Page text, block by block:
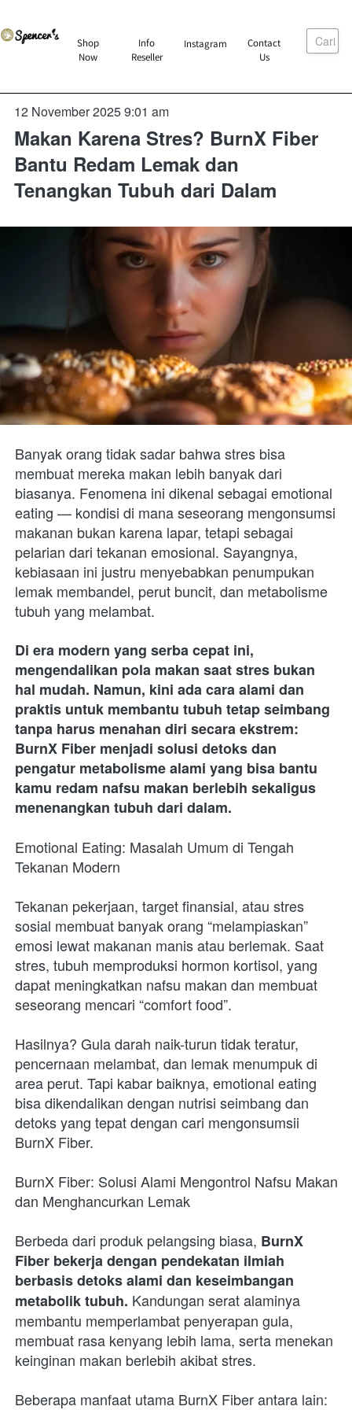
`
Shop
Now
` Info
Reseller
`Instagram `
Contact
Us
Cari
12 November 2025 9:01 am
Makan Karena Stres? BurnX Fiber
Bantu Redam Lemak dan
Tenangkan Tubuh dari Dalam
Banyak orang tidak sadar bahwa stres bisa
membuat mereka makan lebih banyak dari
biasanya. Fenomena ini dikenal sebagai emotional
eating — kondisi di mana seseorang mengonsumsi
makanan bukan karena lapar, tetapi sebagai
pelarian dari tekanan emosional. Sayangnya,
kebiasaan ini justru menyebabkan penumpukan
lemak membandel, perut buncit, dan metabolisme
tubuh yang melambat.
Di era modern yang serba cepat ini,
mengendalikan pola makan saat stres bukan
hal mudah. Namun, kini ada cara alami dan
praktis untuk membantu tubuh tetap seimbang
tanpa harus menahan diri secara ekstrem:
BurnX Fiber menjadi solusi detoks dan
pengatur metabolisme alami yang bisa bantu
kamu redam nafsu makan berlebih sekaligus
menenangkan tubuh dari dalam.
Emotional Eating: Masalah Umum di Tengah
Tekanan Modern
Tekanan pekerjaan, target finansial, atau stres
sosial membuat banyak orang “melampiaskan”
emosi lewat makanan manis atau berlemak. Saat
stres, tubuh memproduksi hormon kortisol, yang
dapat meningkatkan nafsu makan dan membuat
seseorang mencari “comfort food”.
Hasilnya? Gula darah naik-turun tidak teratur,
pencernaan melambat, dan lemak menumpuk di
area perut. Tapi kabar baiknya, emotional eating
bisa dikendalikan dengan nutrisi seimbang dan
detoks yang tepat dengan cari mengonsumsii
BurnX Fiber.
BurnX Fiber: Solusi Alami Mengontrol Nafsu Makan
dan Menghancurkan Lemak
Berbeda dari produk pelangsing biasa, BurnX
Fiber bekerja dengan pendekatan ilmiah
berbasis detoks alami dan keseimbangan
metabolik tubuh. Kandungan serat alaminya
membantu memperlambat penyerapan gula,
membuat rasa kenyang lebih lama, serta menekan
keinginan makan berlebih akibat stres.
Beberapa manfaat utama BurnX Fiber antara lain: